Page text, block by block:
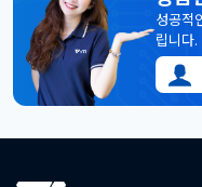
성공적
립니다.